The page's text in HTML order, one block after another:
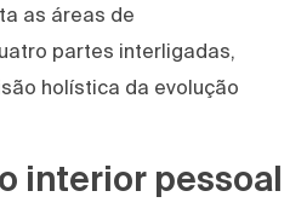
as áreas de
partes interligadas,
holística da evolução
interior pessoal